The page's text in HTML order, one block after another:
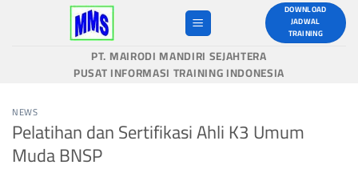
DOWNLOAD
JADWAL
TRAINING
PT. MAIRODI MANDIRI SEJAHTERA
PUSAT INFORMASI TRAINING INDONESIA
NEWS
Pelatihan dan Sertifikasi Ahli K3 Umum
Muda BNSP